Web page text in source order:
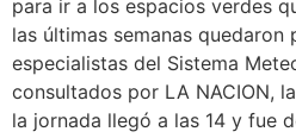
para ir a los espacios verdes
las últimas semanas quedaron
especialistas del Sistema
consultados por LA NACION,
la jornada llegó a las 14 y fue